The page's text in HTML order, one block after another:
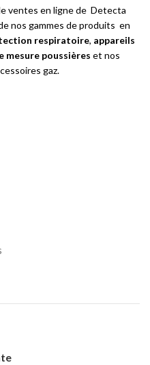
ventes en ligne de Detecta
nos gammes de produits en
respiratoire, appareils
mesure poussières et nos
gaz.